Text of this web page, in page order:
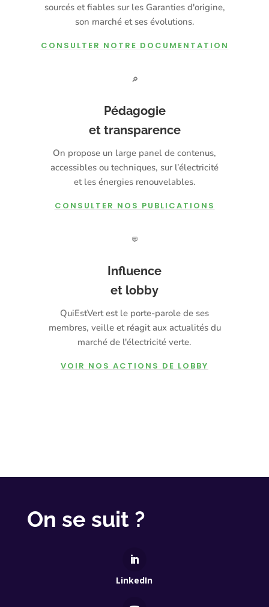
sourcés et fiables sur les Garanties d'origine,
son marché et ses évolutions.
CONSULTER NOTRE DOCUMENTATION
🔎
Pédagogie
et transparence
On propose un large panel de contenus,
accessibles ou techniques, sur l’électricité
et les énergies renouvelables.
CONSULTER NOS PUBLICATIONS
💬
Influence
et lobby
QuiEstVert est le porte-parole de ses
membres, veille et réagit aux actualités du
marché de l'électricité verte.
VOIR NOS ACTIONS DE LOBBY
On se suit ?
LinkedIn